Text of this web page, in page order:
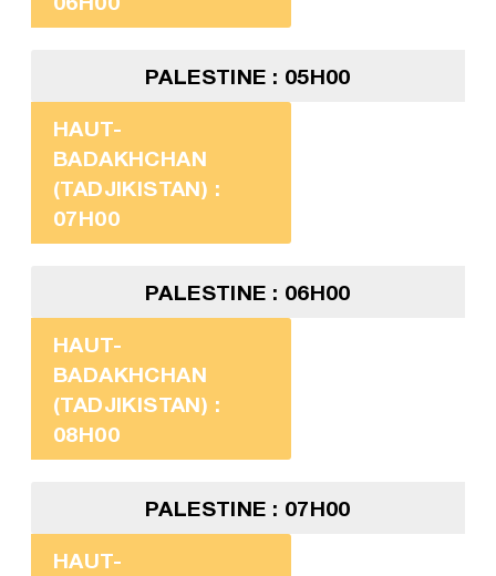
PALESTINE : 05H00
HAUT-
BADAKHCHAN
(TADJIKISTAN) :
07H00
PALESTINE : 06H00
HAUT-
BADAKHCHAN
(TADJIKISTAN) :
08H00
PALESTINE : 07H00
HAUT-